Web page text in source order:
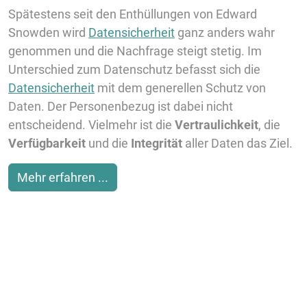
Spätestens seit den Enthüllungen von Edward
Snowden wird Datensicherheit ganz anders wahr
genommen und die Nachfrage steigt stetig. Im
Unterschied zum Datenschutz befasst sich die
Datensicherheit mit dem generellen Schutz von
Daten. Der Personenbezug ist dabei nicht
entscheidend. Vielmehr ist die Vertraulichkeit, die
Verfügbarkeit und die Integrität aller Daten das Ziel.
Mehr erfahren ...